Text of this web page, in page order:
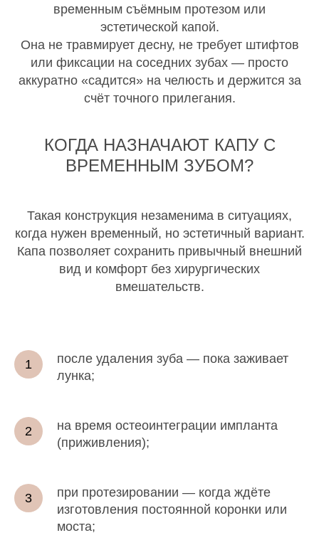
временным съёмным протезом или
эстетической капой.
Она не травмирует десну, не требует штифтов
или фиксации на соседних зубах — просто
аккуратно «садится» на челюсть и держится за
счёт точного прилегания.
КОГДА НАЗНАЧАЮТ КАПУ С
ВРЕМЕННЫМ ЗУБОМ?
Такая конструкция незаменима в ситуациях,
когда нужен временный, но эстетичный вариант.
Капа позволяет сохранить привычный внешний
вид и комфорт без хирургических
вмешательств.
после удаления зуба — пока заживает
лунка;
на время остеоинтеграции импланта
(приживления);
при протезировании — когда ждёте
изготовления постоянной коронки или
моста;